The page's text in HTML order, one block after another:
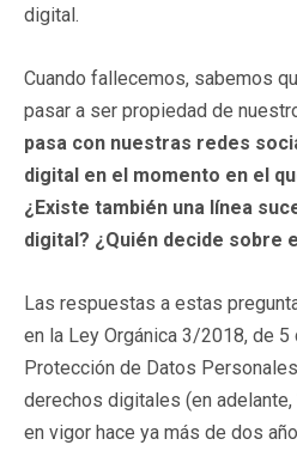
digital.
Cuando fallecemos, sabemos
pasar a ser propiedad de
pasa con nuestras redes
digital en el momento en el
¿Existe también una línea
digital? ¿Quién decide sobre
Las respuestas a estas
en la Ley Orgánica 3/2018, de
Protección de Datos
derechos digitales (en adelante,
en vigor hace ya más de dos